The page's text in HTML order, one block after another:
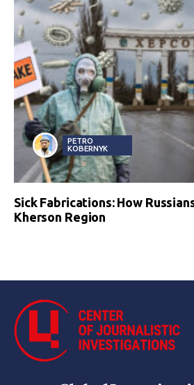
PETRO
KOBERNYK
Sick Fabrications: How
Kherson Region